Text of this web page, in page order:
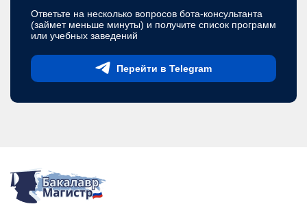
Ответьте на несколько вопросов бота-консультанта
(займет меньше минуты) и получите список программ
или учебных заведений
Перейти в Telegram